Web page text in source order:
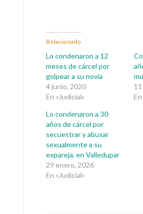
Relacionado
Lo condenaron a 12
meses de cárcel por
golpear a su novia
4 junio, 2020
En «Judicial»
Lo condenaron a 30
años de cárcel por
secuestrar y abusar
sexualmente a su
expareja, en Valledupar
29 enero, 2026
En «Judicial»